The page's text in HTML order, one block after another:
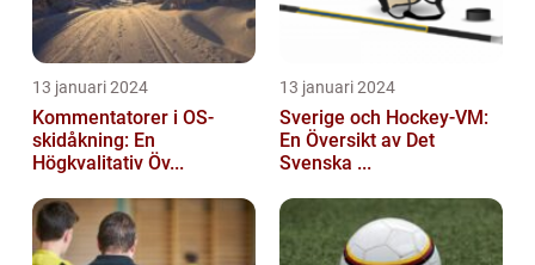
13 januari 2024
Kommentatorer i OS-
skidåkning: En
Högkvalitativ Öv...
13 januari 2024
Sverige och Hockey-VM:
En Översikt av Det
Svenska ...